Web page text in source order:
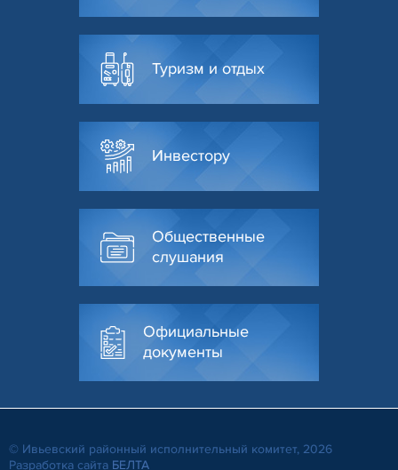
Туризм и отдых
Инвестору
Общественные
слушания
Официальные
документы
© Ивьевский районный исполнительный комитет, 2026
Разработка сайта БЕЛТА